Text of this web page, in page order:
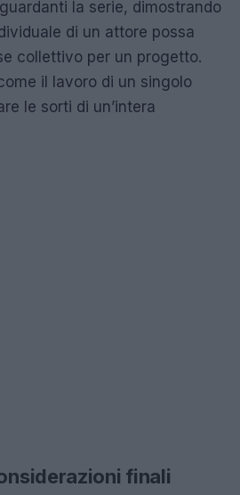
la serie, dimostrando
di un attore possa
collettivo per un progetto.
il lavoro di un singolo
le sorti di un’intera
finali